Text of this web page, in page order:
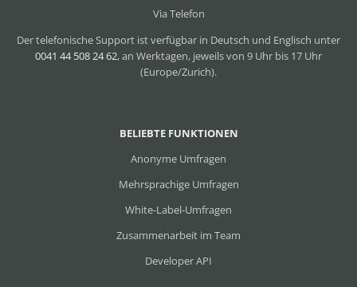
BELIEBTE FUNKTIONEN
Anonyme Umfragen
Mehrsprachige Umfragen
White-Label-Umfragen
Zusammenarbeit im Team
Developer API
Via Telefon
Der telefonische Support ist verfügbar in Deutsch und Englisch unter
0041 44 508 24 62, an Werktagen, jeweils von 9 Uhr bis 17 Uhr
(Europe/Zurich).